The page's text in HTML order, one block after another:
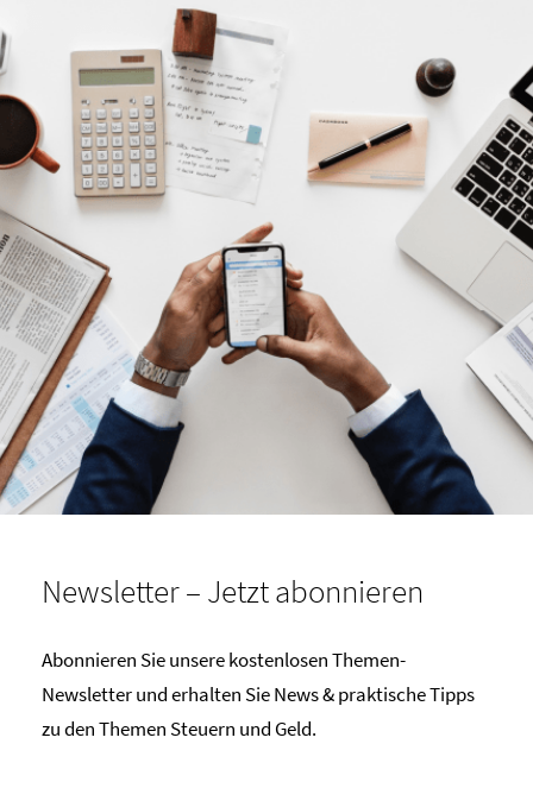
Newsletter – Jetzt abonnieren
Abonnieren Sie unsere kostenlosen Themen-
Newsletter und erhalten Sie News & praktische Tipps
zu den Themen Steuern und Geld.